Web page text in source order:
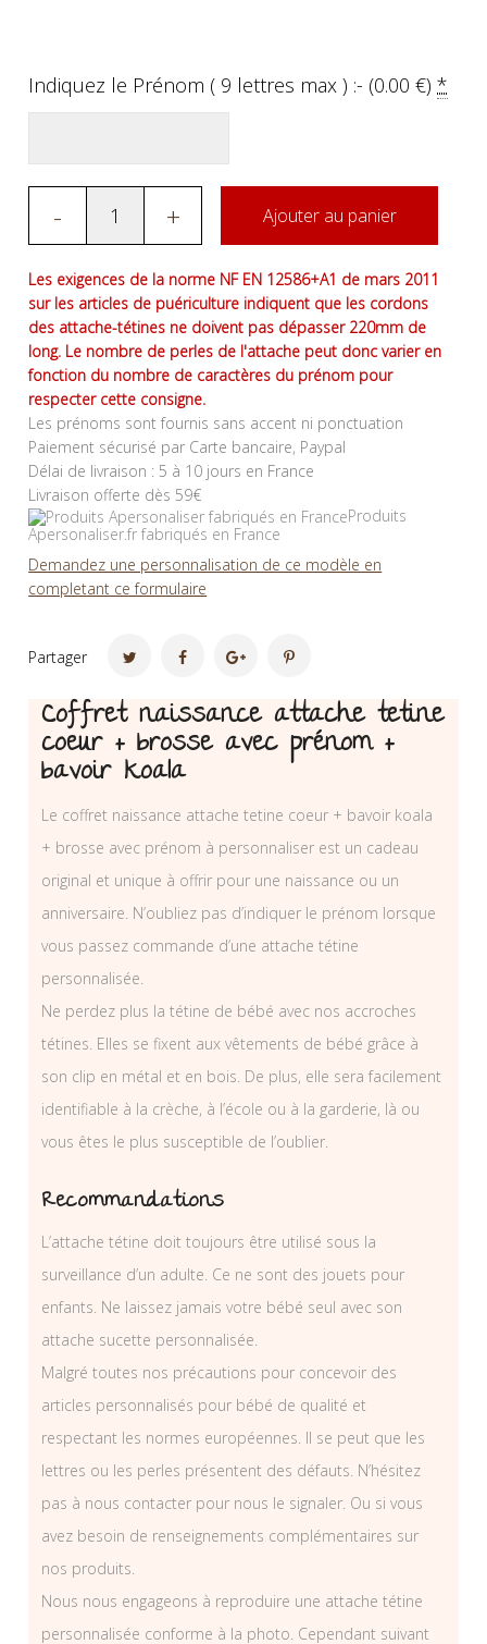
Indiquez le Prénom ( 9 lettres max ) :- (0.00€)*
- + Ajouter au panier
Les exigences de la norme NF EN 12586+A1 de mars 2011
sur les articles de puériculture indiquent que les cordons
des attache-tétines ne doivent pas dépasser 220mm de
long. Le nombre de perles de l'attache peut donc varier en
fonction du nombre de caractères du prénom pour
respecter cette consigne.
Les prénoms sont fournis sans accent ni ponctuation
Paiement sécurisé par Carte bancaire, Paypal
Délai de livraison : 5 à 10 jours en France
Livraison offerte dès 59€
Produits
Apersonaliser.fr fabriqués en France
Demandez une personnalisation de ce modèle en
completant ce formulaire
Partager
Coffret naissance attache tetine
coeur + brosse avec prénom +
bavoir koala
Le coffret naissance attache tetine coeur + bavoir koala
+ brosse avec prénom à personnaliser est un cadeau
original et unique à offrir pour une naissance ou un
anniversaire. N’oubliez pas d’indiquer le prénom lorsque
vous passez commande d’une attache tétine
personnalisée.
Ne perdez plus la tétine de bébé avec nos accroches
tétines. Elles se fixent aux vêtements de bébé grâce à
son clip en métal et en bois. De plus, elle sera facilement
identifiable à la crèche, à l’école ou à la garderie, là ou
vous êtes le plus susceptible de l’oublier.
Recommandations
L’attache tétine doit toujours être utilisé sous la
surveillance d’un adulte. Ce ne sont des jouets pour
enfants. Ne laissez jamais votre bébé seul avec son
attache sucette personnalisée.
Malgré toutes nos précautions pour concevoir des
articles personnalisés pour bébé de qualité et
respectant les normes européennes. Il se peut que les
lettres ou les perles présentent des défauts. N’hésitez
pas à nous contacter pour nous le signaler. Ou si vous
avez besoin de renseignements complémentaires sur
nos produits.
Nous nous engageons à reproduire une attache tétine
personnalisée conforme à la photo. Cependant suivant